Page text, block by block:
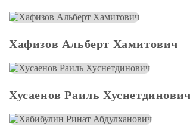
Хафизов Альберт Хамитович
Хусаенов Раиль Хуснетдинович